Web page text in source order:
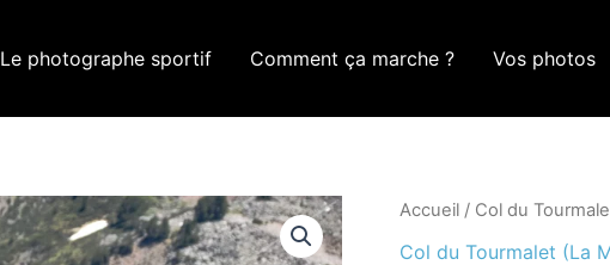
Le photographe sportif Comment ça marche ? Vos photos
Accueil / Col du
Col du Tourmalet (La
quantité
2026:06:03